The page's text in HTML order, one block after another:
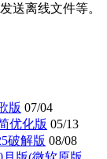
送离线文件等。
版 07/04
优化版 05/13
破解版 08/08